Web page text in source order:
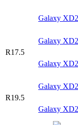
Galaxy
R17.5
Galaxy
Galaxy
R19.5
Galaxy
Galaxy